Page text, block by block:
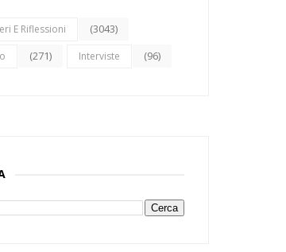
E Riflessioni (3043)
(271) Interviste (96)